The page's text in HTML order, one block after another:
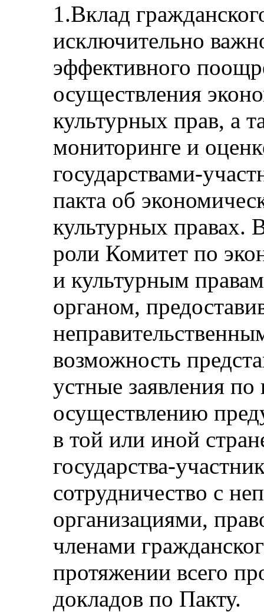
1.Вклад
исключительно
эффективного
осуществления
культурных прав, а
мониторинге и
государствами-
пакта об
культурных правах.
роли Комитет по
и культурным
органом,
возможность
устные заявления
осуществлению
в той или иной
государства-
сотрудничество с
организациями,
членами
протяжении всего
докладов по Пакту.